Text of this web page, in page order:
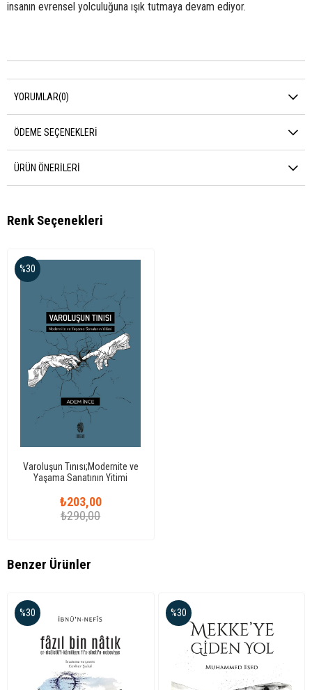
insanın evrensel yolculuğuna ışık tutmaya devam ediyor.
YORUMLAR(0)
ÖDEME SEÇENEKLERI
ÜRÜN ÖNERILERI
Renk Seçenekleri
Varoluşun Tınısı;Modernite ve
Yaşama Sanatının Yitimi
₺203,00
₺290,00
%30
Benzer Ürünler
%30 %30